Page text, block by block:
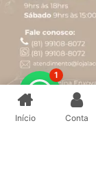
Início Conta
1